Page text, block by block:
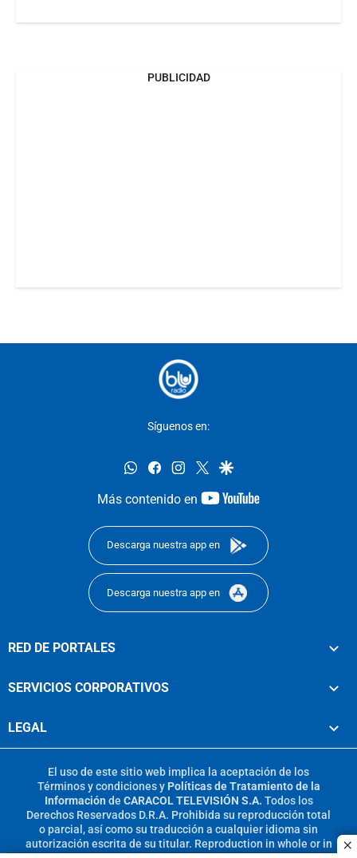
PUBLICIDAD
Síguenos en:
whatsappfacebookinstagram
twittergoogle
Más contenido en
youtube-
Descarga nuestra app en
Descarga nuestra app en
RED DE PORTALES
SERVICIOS CORPORATIVOS
LEGAL
El uso de este sitio web implica la aceptación de los
Términos y condicionesy Políticas de Tratamiento de la
Información de CARACOL TELEVISIÓN S.A. Todos los
Derechos Reservados D.R.A. Prohibida su reproducción total
o parcial, así como su traducción a cualquier idioma sin
autorización escrita de su titular. Reproduction in whole or in